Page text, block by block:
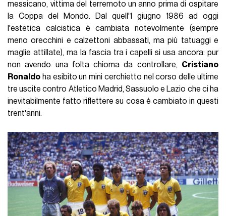
messicano, vittima del terremoto un anno prima di ospitare
la Coppa del Mondo. Dal quell'1 giugno 1986 ad oggi
l'estetica calcistica è cambiata notevolmente (sempre
meno orecchini e calzettoni abbassati, ma più tatuaggi e
maglie attillate), ma la fascia tra i capelli si usa ancora: pur
non avendo una folta chioma da controllare, Cristiano
Ronaldo ha esibito un mini cerchietto nel corso delle ultime
tre uscite contro Atletico Madrid, Sassuolo e Lazio che ci ha
inevitabilmente fatto riflettere su cosa è cambiato in questi
trent'anni.